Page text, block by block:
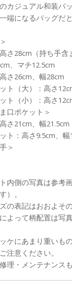
カジュアル和装バ
端になるバッグだ
さ28cm（持ち手
、マチ12.5cm
さ26cm、幅28cm
ト（大）：高さ
ト（小）：高さ
口ポケット＞
さ21cm、幅21.5cm
ト：高さ9.5cm、幅
＞
内側の写真は参考
）。
の表記はおおよそ
よって柄配置は写
ケにあまり重いも
注意ください。
理・メンテナンス